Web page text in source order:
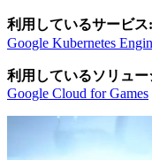
利用しているサービス:
Google Kubernetes
利用しているソリュー
Google Cloud for Games